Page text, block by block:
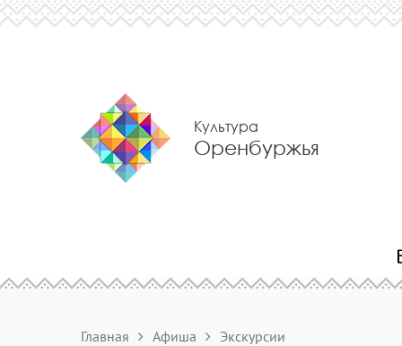
Культура
Оренбуржья
Главная Афиша Экскурсии